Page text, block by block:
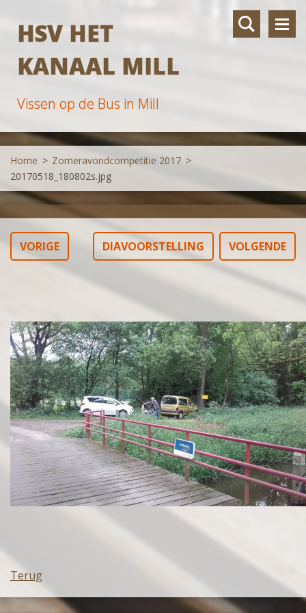
HSV HET
KANAAL MILL
Vissen op de Bus in Mill
Home > Zomeravondcompetitie 2017 >
20170518_180802s.jpg
VORIGE DIAVOORSTELLING VOLGENDE
Terug